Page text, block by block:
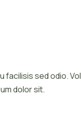
sed odio.
dolor sit.